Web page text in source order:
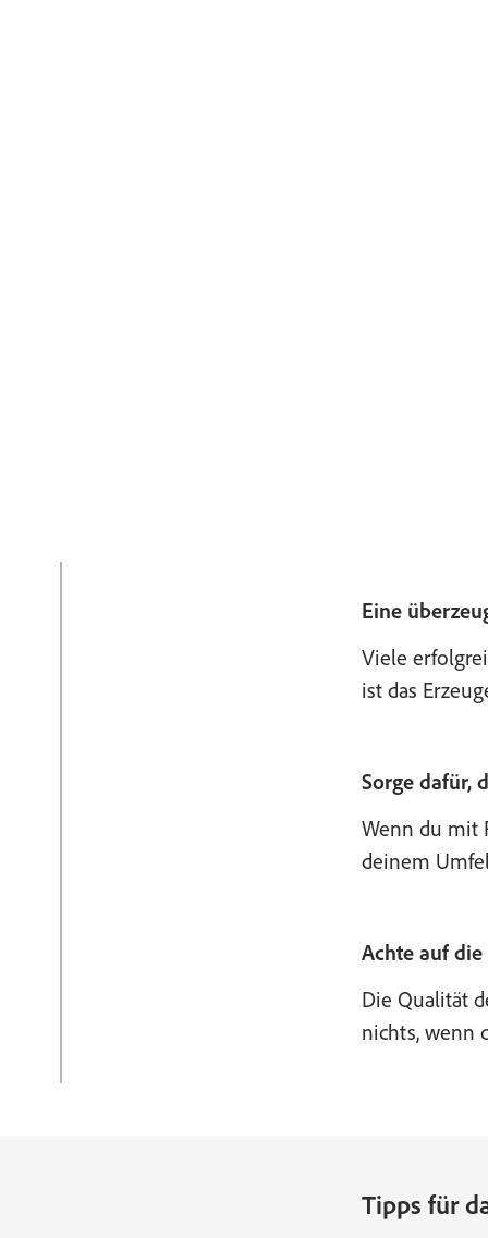
Eine
Viele
ist das
Sorge dafür,
Wenn du mit
deinem
Achte auf
Die Qualität
nichts, wenn
Tipps für